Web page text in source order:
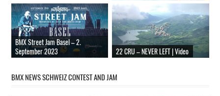
BMX Street Jam Basel – 2.
September 2023
22 CRU – NEVER LEFT | Video
BMX NEWS SCHWEIZ CONTEST AND JAM